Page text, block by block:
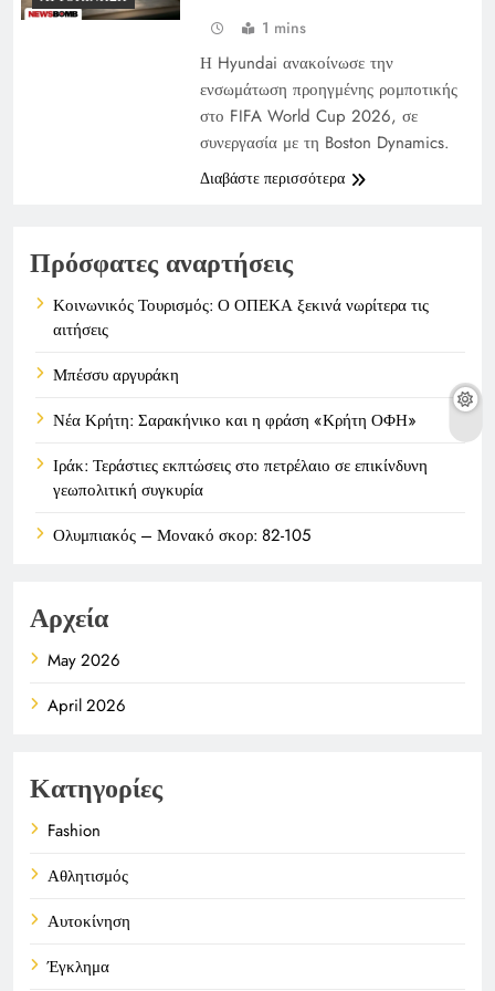
1 mins
Η Hyundai ανακοίνωσε την
ενσωμάτωση προηγμένης ρομποτικής
στο FIFA World Cup 2026, σε
συνεργασία με τη Boston Dynamics.
Διαβάστε περισσότερα
Πρόσφατες αναρτήσεις
Κοινωνικός Τουρισμός: Ο ΟΠΕΚΑ ξεκινά νωρίτερα τις
αιτήσεις
Μπέσσυ αργυράκη
Νέα Κρήτη: Σαρακήνικο και η φράση «Κρήτη ΟΦΗ»
Ιράκ: Τεράστιες εκπτώσεις στο πετρέλαιο σε επικίνδυνη
γεωπολιτική συγκυρία
Ολυμπιακός – Μονακό σκορ: 82-105
Αρχεία
May 2026
April 2026
Κατηγορίες
Fashion
Αθλητισμός
Αυτοκίνηση
Έγκλημα